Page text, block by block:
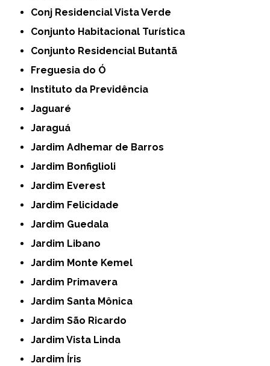
Conj Residencial Vista Verde
Conjunto Habitacional Turística
Conjunto Residencial Butantã
Freguesia do Ó
Instituto da Previdência
Jaguaré
Jaraguá
Jardim Adhemar de Barros
Jardim Bonfiglioli
Jardim Everest
Jardim Felicidade
Jardim Guedala
Jardim Libano
Jardim Monte Kemel
Jardim Primavera
Jardim Santa Mônica
Jardim São Ricardo
Jardim Vista Linda
Jardim Íris